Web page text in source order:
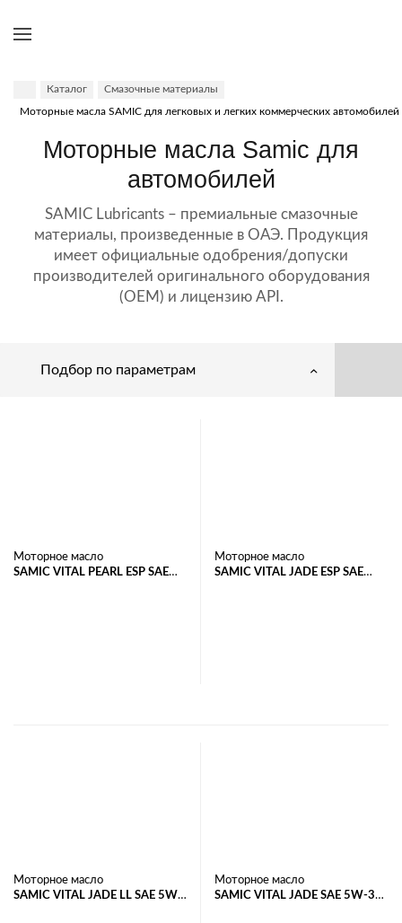
Каталог Смазочные материалы
Моторные масла SAMIC для легковых и легких коммерческих автомобилей
Моторные масла Samic для
автомобилей
SAMIC Lubricants – премиальные смазочные
материалы, произведенные в ОАЭ. Продукция
имеет официальные одобрения/допуски
производителей оригинального оборудования
(OEM) и лицензию API.
Подбор по параметрам
Моторное масло
SAMIC VITAL PEARL ESP SAE
Моторное масло
SAMIC VITAL JADE ESP SAE
Моторное масло
SAMIC VITAL JADE LL SAE 5W-
Моторное масло
SAMIC VITAL JADE SAE 5W-30